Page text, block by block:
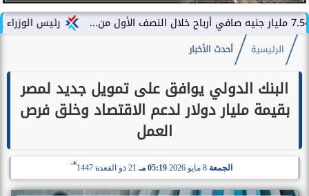
رئيس الوزراء يتفقد
الرئيسية أحدث الأخبار
البنك الدولي يوافق على تمويل جديد لمصر
بقيمة مليار دولار لدعم الاقتصاد وخلق فرص
العمل
الجمعة 05:19 مـ 21 ذو القعدة 1447
هـ